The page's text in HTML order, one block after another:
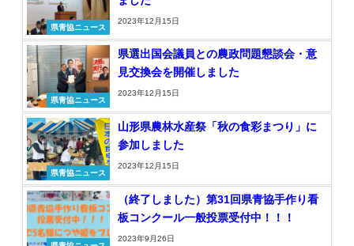
県青協ニュース
2023年12月15日
県青協ニュース
県選出国会議員との農政問題懇談会・意
見交換会を開催しました
2023年12月15日
県青協ニュース
山形県農林水産祭「秋の食彩まつり」に
参加しました
2023年12月15日
（終了しました）第31回県青協手作り看
板コンクール一般投票受付中！！！
2023年9月26日